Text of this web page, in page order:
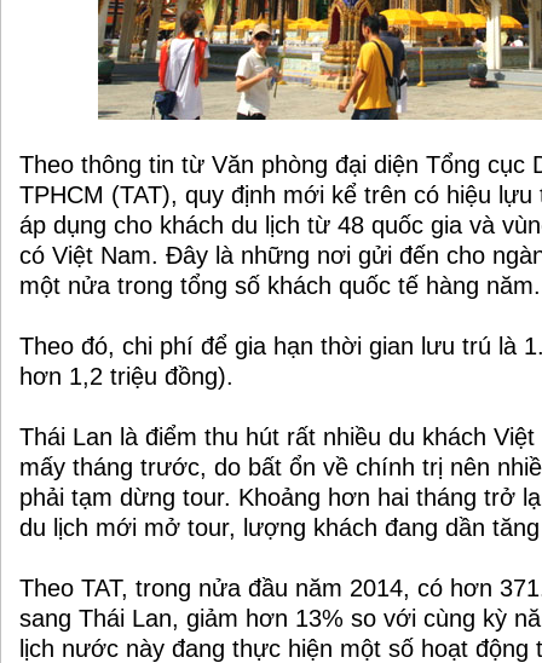
Theo thông tin từ Văn phòng đại diện Tổng cục
TPHCM (TAT), quy định mới kể trên có hiệu
áp dụng cho khách du lịch từ 48 quốc gia và
có Việt Nam. Đây là những nơi gửi đến cho
một nửa trong tổng số khách quốc tế hàng năm.
Theo đó, chi phí để gia hạn thời gian lưu trú là
hơn 1,2 triệu đồng).
Thái Lan là điểm thu hút rất nhiều du khách
mấy tháng trước, do bất ổn về chính trị nên
phải tạm dừng tour. Khoảng hơn hai tháng trở
du lịch mới mở tour, lượng khách đang dần
Theo TAT, trong nửa đầu năm 2014, có hơn
sang Thái Lan, giảm hơn 13% so với cùng kỳ
lịch nước này đang thực hiện một số hoạt động